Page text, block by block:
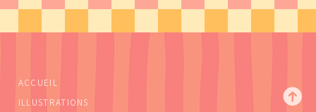
ACCUEIL
ILLUSTRATIONS